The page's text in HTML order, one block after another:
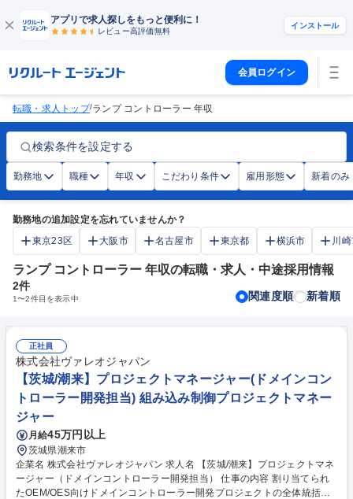
アプリで求人探しをもっと便利に！
レビュー高評価無料
インストール
会員ログイン
転職・求人トップ/ランプ コントローラー 年収
検索条件を設定する
勤務地 職種 年収 こだわり条件 雇用形態 新着のみ
勤務地の追加設定を忘れていませんか？
東京23区
大阪市 名古屋市 東京都 横浜市 川
ランプ コントローラー 年収の転職・求人・中途採用情報
2件
1〜2件目を表示中 関連度順 新着順
正社員
株式会社ヴァレオジャパン
【茨城/潮来】プロジェクトマネージャー(ドメインコン
トローラー開発担当) 組み込み制御プロジェクトマネー
ジャー
月給45万円以上
茨城県潮来市
企業名 株式会社ヴァレオジャパン 求人名 【茨城/潮来】プロジェクトマネ
ージャー（ドメインコントローラー開発担当） 仕事の内容 割り当てられ
たOEM/OES向けドメインコントローラー開発プロジェクトの全体統括、